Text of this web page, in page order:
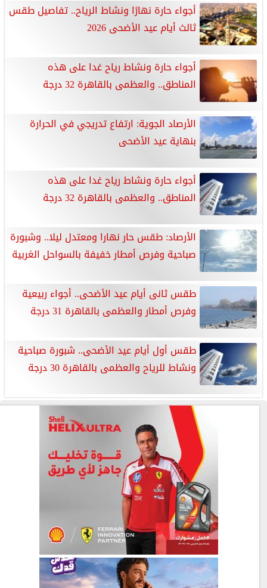
أجواء حارة نهارًا ونشاط الرياح.. تفاصيل طقس
ثالث أيام عيد الأضحى 2026
أجواء حارة ونشاط رياح غدا على هذه
المناطق.. والعظمى بالقاهرة 32 درجة
الأرصاد الجوية: ارتفاع تدريجي في الحرارة
بنهاية عيد الأضحى
أجواء حارة ونشاط رياح غدا على هذه
المناطق.. والعظمى بالقاهرة 32 درجة
الأرصاد: طقس حار نهارا ومعتدل ليلا.. وشبورة
صباحية وفرص أمطار خفيفة بالسواحل الغربية
طقس ثانى أيام عيد الأضحى.. أجواء ربيعية
وفرص أمطار والعظمى بالقاهرة 31 درجة
طقس أول أيام عيد الأضحى.. شبورة صباحية
ونشاط للرياح والعظمى بالقاهرة 30 درجة